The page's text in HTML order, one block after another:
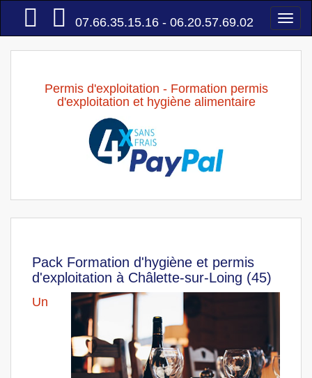
Accueil
07.66.35.15.16 - 06.20.57.69.02
Permis d'exploitation - Formation permis
d'exploitation et hygiène alimentaire
Pack Formation d'hygiène et permis
d'exploitation à Châlette-sur-Loing (45)
Un